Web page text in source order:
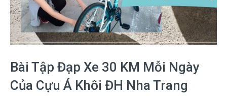
Bài Tập Đạp Xe 30 KM Mỗi Ngày
Của Cựu Á Khôi ĐH Nha Trang